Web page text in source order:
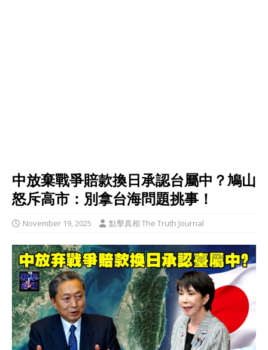
中放棄戰爭賠款換日承認台屬中？鳩山
怒斥高市：別拿台海問題挑事！
November 19, 2025 點擊真相 The Truth Journal